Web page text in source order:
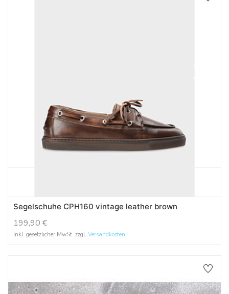
Segelschuhe CPH160 vintage leather brown
199,90 €
Inkl. gesetzlicher MwSt. zzgl. Versandkosten